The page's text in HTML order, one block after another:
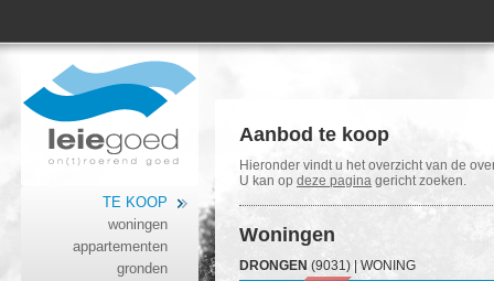
TE KOOP
woningen
appartementen
gronden
Aanbod te koop
Hieronder vindt u het overzicht van de
U kan op deze pagina gericht zoeken.
Woningen
DRONGEN (9031) | WONING